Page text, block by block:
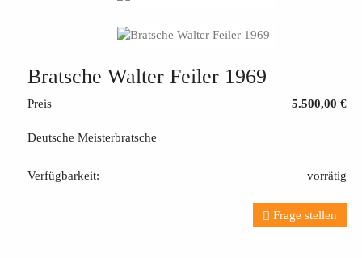
Bratsche Walter Feiler 1969
Preis 5.500,00 €
Deutsche Meisterbratsche
Verfügbarkeit: vorrätig
Frage stellen